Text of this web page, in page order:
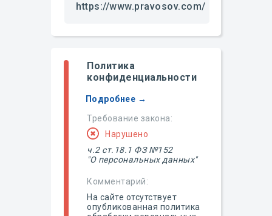
https://www.pravosov.com/
Политика
конфиденциальности
Требование закона:
Комментарий:
Нарушено
На сайте отсутствует
опубликованная политика
ч.2 ст.18.1 ФЗ №152
"О персональных данных"
Подробнее →